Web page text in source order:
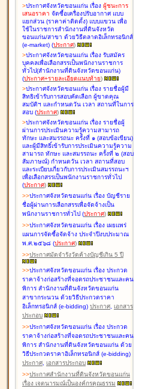
>ประกาศจังหวัดขอนแก่น เรื่อง ผู้ชนะการ
เสนอราคา จัดซื้อเครื่องปรับอากาศ แบบ
แยกส่วน (ราคาค่าติดตั้ง) แบบแขวน เพื่อ
ใช้ในราชการสำนักงานที่ดินจังหวัด
ขอนแก่น/สาขา ด้วยวิธีตลาดอิเล็กทรอนิกส์
(e-market) (ประกาศ)
>ประกาศจังหวัดขอนแก่น เรื่อง รับสมัคร
บุคคลเพื่อเลือกสรรเป็นพนักงานราชการ
ทั่วไป(สำนักงานที่ดินจังหวัดขอนแก่น)
(ประกาศ+รายละเอียดแนบท้าย)
>ประกาศจังหวัดขอนแก่น เรื่อง รายชื่อผู้มี
สิทธิเข้ารับการสอบคัดเลือก ผู้ขาดคุณ
สมบัติฯ และกำหนดวัน เวลา สถานที่ในการ
สอบ (ประกาศ)
>ประกาศจังหวัดขอนแก่น เรื่อง รายชื่อผู้
ผ่านการประเมินความรู้ความสามารถ
ทักษะ และสมรรถนะ ครั้งที่ ๑ (สอบข้อเขียน)
และผู้มีสิทธิ์เข้ารับการประเมินความรู้ความ
สามารถ ทักษะ และสมรรถนะ ครั้งที่ ๒ (สอบ
สัมภาษณ์) กำหนดวัน เวลา สถานที่สอบ
และระเบียบเกี่ยวกับการประเมินสมรรถนะฯ
เพื่อเลือกสรรเป็นพนักงานราชการทั่วไป
(ประกาศ)
>>ประกาศจังหวัดขอนแก่น เรื่อง บัญชีราย
ชื่อผู้ผ่านการเลือกสรรเพื่อจัดจ้างเป็น
พนักงานราชการทั่วไป (ประกาศ)
>>ประกาศจังหวัดขอนแก่น เรื่อง เผยแพร่
แผนการจัดซื้อจัดจ้าง ประจำปีงบประมาณ
พ.ศ.๒๕๖๘ (ประกาศ)
>>ประกาศมัดจำรังวัดค้างบัญชีเกิน 5 ปี
>>ประกาศจังหวัดขอนแก่น เรื่อง ประกวด
ราคาจ้างก่อสร้างที่จอดรถประชาชนและคน
พิการ สำนักงานที่ดินจังหวัดขอนแก่น
สาขากระนวน ด้วยวิธีประกวดราคา
อิเล็กทรอนิกส์ (e-bidding) ประกาศ, เอกสาร
ประกอบ
>>ประกาศจังหวัดขอนแก่น เรื่อง ประกวด
ราคาจ้างก่อสร้างที่จอดรถประชาชนและคน
พิการ สำนักงานที่ดินจังหวัดขอนแก่น ด้วย
วิธีประกวดราคาอิเล็กทรอนิกส์ (e-bidding)
ประกาศ, เอกสารประกอบ
>>ประกาศสำนักงานที่ดินจังหวัดขอนแก่น
เรื่อง เจตนารมณ์เป็นองค์กรคุณธรรม